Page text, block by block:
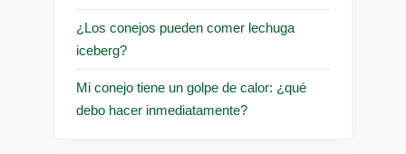
¿Los conejos pueden comer lechuga
iceberg?
Mi conejo tiene un golpe de calor: ¿qué
debo hacer inmediatamente?